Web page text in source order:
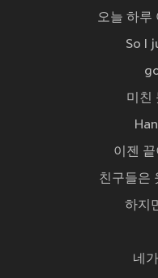
오늘 하루
So I
미친
이젠
친구들은
하지
네